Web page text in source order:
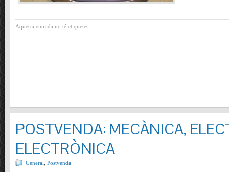
Aquesta entrada no té etiquetes
POSTVENDA: MECÀNICA,
ELECTRÒNICA
General Postvenda